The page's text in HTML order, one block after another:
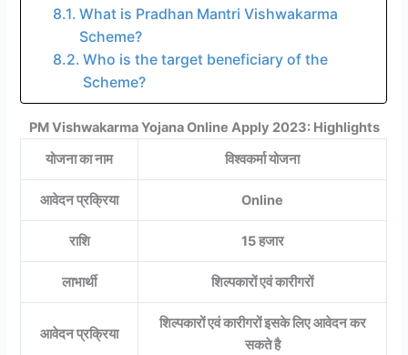
What is Pradhan Mantri Vishwakarma
Scheme?
Who is the target beneficiary of the
Scheme?
PM Vishwakarma Yojana Online Apply 2023: Highlights
योजना का नाम
विश्वकर्मा योजना
आवेदन प्रक्रिया Online
राशि 15 हजार
लाभार्थी शिल्पकारों एवं कारीगरों
आवेदन प्रक्रिया
शिल्पकारों एवं कारीगरों इसके लिए आवेदन कर
सकते है